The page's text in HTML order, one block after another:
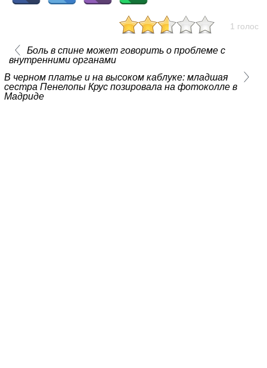
1 голос
Боль в спине может говорить о проблеме с
внутренними органами
В черном платье и на высоком каблуке: младшая
сестра Пенелопы Крус позировала на фотоколле в
Мадриде